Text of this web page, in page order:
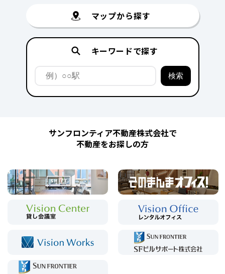
マップから探す
キーワードで探す
サンフロンティア不動産株式会社で
不動産をお探しの方